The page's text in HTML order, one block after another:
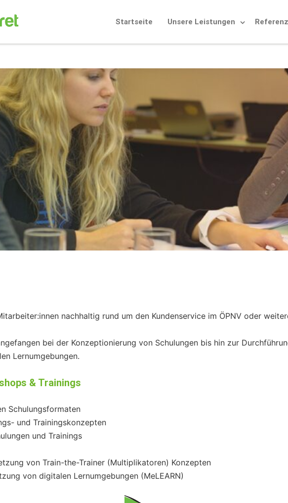
Startseite Unsere Leistungen
nachhaltig rund um den Kundenservice im ÖPNV oder
bei der Konzeptionierung von Schulungen bis hin zur
Lernumgebungen.
& Trainings
Schulungsformaten
und Trainingskonzepten
und Trainings
von Train-the-Trainer (Multiplikatoren) Konzepten
von digitalen Lernumgebungen (MeLEARN)